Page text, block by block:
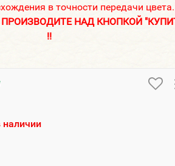
в точности передачи цвета.
НАД КНОПКОЙ
!!
наличии